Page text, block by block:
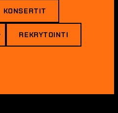
KONSERTIT
REKRYTOINTI